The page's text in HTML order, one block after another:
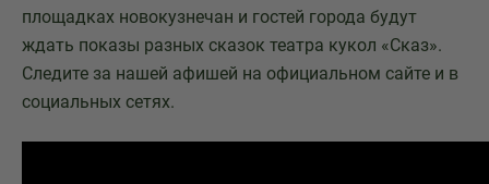
площадках новокузнечан и гостей города будут
ждать показы разных сказок театра кукол «Сказ».
Следите за нашей афишей на официальном сайте и в
социальных сетях.